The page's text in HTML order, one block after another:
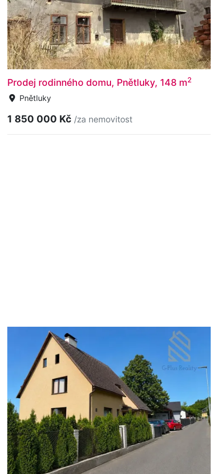
Prodej rodinného domu, Pnětluky, 148 m2
Pnětluky
1 850 000 Kč /za nemovitost